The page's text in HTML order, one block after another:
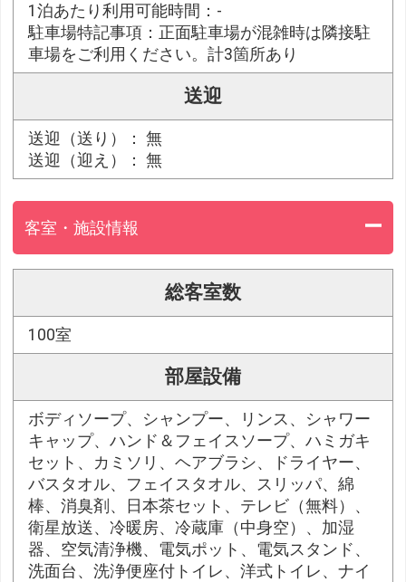
1泊あたり利用可能時間：-
駐車場特記事項：正面駐車場が混雑時は隣接駐
車場をご利用ください。計3箇所あり
送迎
送迎（送り）： 無
送迎（迎え）： 無
客室・施設情報
総客室数
100室
部屋設備
ボディソープ、シャンプー、リンス、シャワー
キャップ、ハンド＆フェイスソープ、ハミガキ
セット、カミソリ、ヘアブラシ、ドライヤー、
バスタオル、フェイスタオル、スリッパ、綿
棒、消臭剤、日本茶セット、テレビ（無料）、
衛星放送、冷暖房、冷蔵庫（中身空）、加湿
器、空気清浄機、電気ポット、電気スタンド、
洗面台、洗浄便座付トイレ、洋式トイレ、ナイ